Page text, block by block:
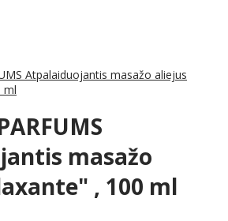
Atpalaiduojantis masažo aliejus
ml
masažo
, 100 ml